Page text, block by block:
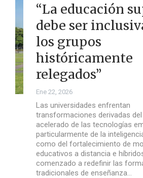
“La educación
debe ser
los grupos
históricamente
relegados”
Ene 22, 2026
Las universidades enfrentan
transformaciones derivadas del
acelerado de las tecnologías
particularmente de la
como del fortalecimiento de
educativos a distancia e
comenzado a redefinir las
tradicionales de enseñanza…